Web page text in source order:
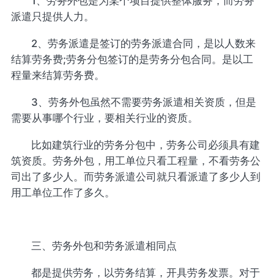
派遣只提供人力。
2、劳务派遣是签订的劳务派遣合同，是以人数来
结算劳务费;劳务分包签订的是劳务分包合同。是以工
程量来结算劳务费。
3、劳务外包虽然不需要劳务派遣相关资质，但是
需要从事哪个行业，要相关行业的资质。
比如建筑行业的劳务分包中，劳务公司必须具有建
筑资质。劳务外包，用工单位只看工程量，不看劳务公
司出了多少人。而劳务派遣公司就只看派遣了多少人到
用工单位工作了多久。
三、劳务外包和劳务派遣相同点
都是提供劳务，以劳务结算，开具劳务发票。对于